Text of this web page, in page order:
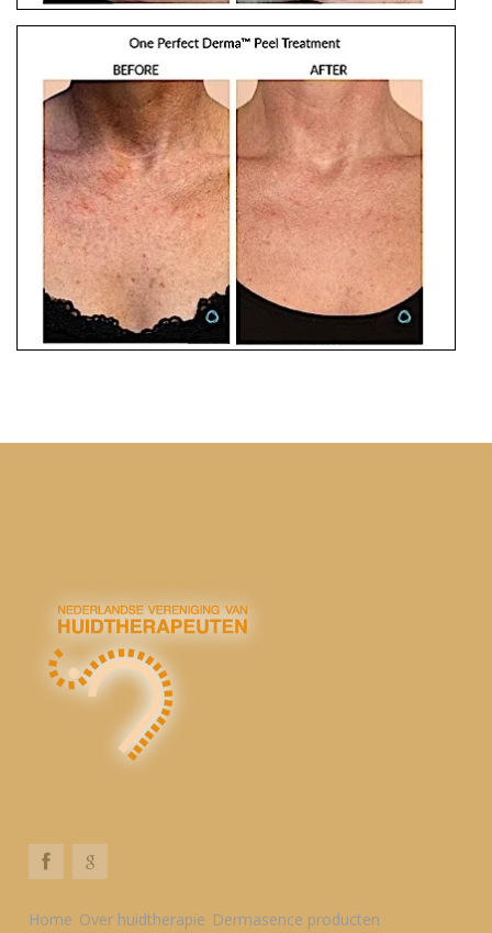
Home Over huidtherapie Dermasence producten